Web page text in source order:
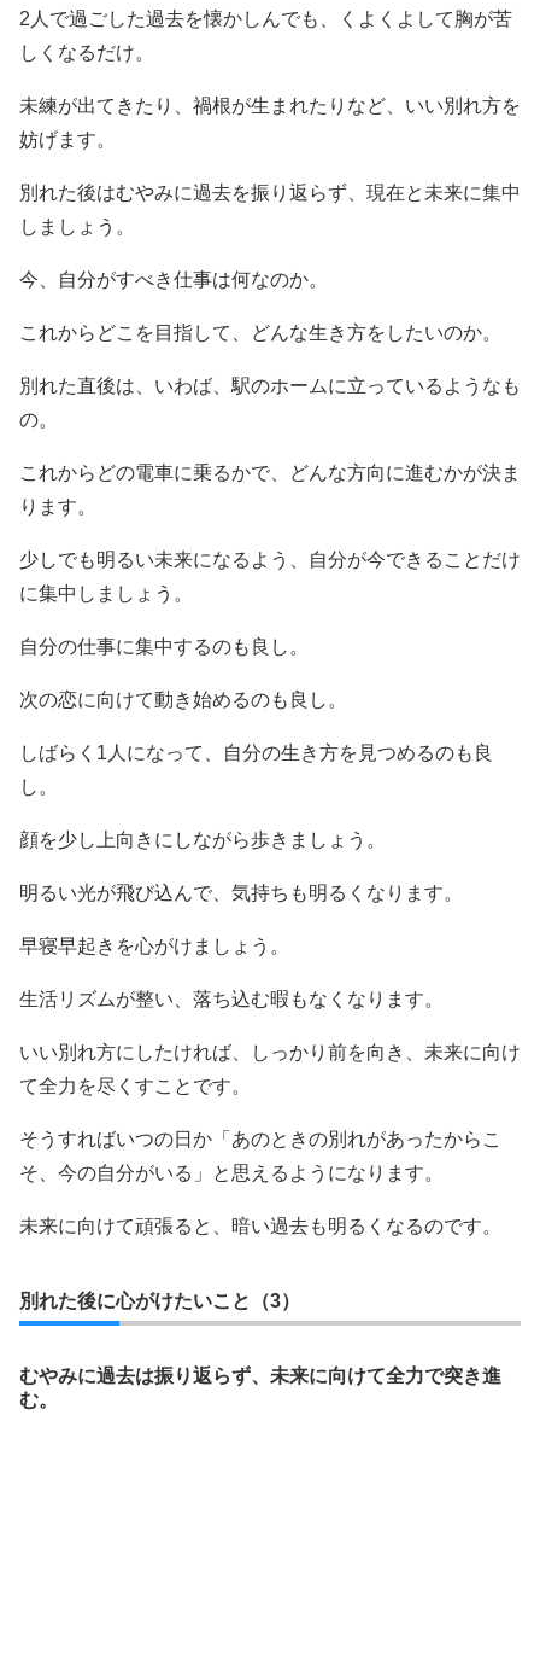
2人で過ごした過去を懐かしんでも、くよくよして胸が苦
しくなるだけ。
未練が出てきたり、禍根が生まれたりなど、いい別れ方を
妨げます。
別れた後はむやみに過去を振り返らず、現在と未来に集中
しましょう。
今、自分がすべき仕事は何なのか。
これからどこを目指して、どんな生き方をしたいのか。
別れた直後は、いわば、駅のホームに立っているようなも
の。
これからどの電車に乗るかで、どんな方向に進むかが決ま
ります。
少しでも明るい未来になるよう、自分が今できることだけ
に集中しましょう。
自分の仕事に集中するのも良し。
次の恋に向けて動き始めるのも良し。
しばらく1人になって、自分の生き方を見つめるのも良
し。
顔を少し上向きにしながら歩きましょう。
明るい光が飛び込んで、気持ちも明るくなります。
早寝早起きを心がけましょう。
生活リズムが整い、落ち込む暇もなくなります。
いい別れ方にしたければ、しっかり前を向き、未来に向け
て全力を尽くすことです。
そうすればいつの日か「あのときの別れがあったからこ
そ、今の自分がいる」と思えるようになります。
未来に向けて頑張ると、暗い過去も明るくなるのです。
別れた後に心がけたいこと（3）
むやみに過去は振り返らず、未来に向けて全力で突き進
む。